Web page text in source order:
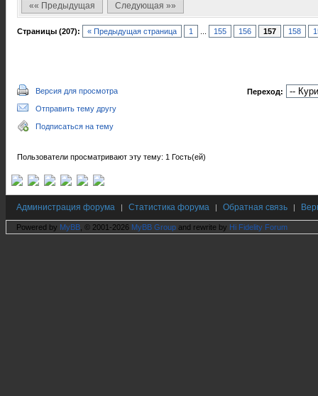
«« Предыдущая Следующая »»
Страницы (207): « Предыдущая страница 1 155 156 157 158
Версия для просмотра
Отправить тему другу
Подписаться на тему
Переход:
Пользователи просматривают эту тему: 1 Гость(ей)
Администрация форума | Статистика форума | Обратная связь |
Powered by MyBB , © 2001-2026 MyBB Group and rewrite by Hi Fidelity Forum